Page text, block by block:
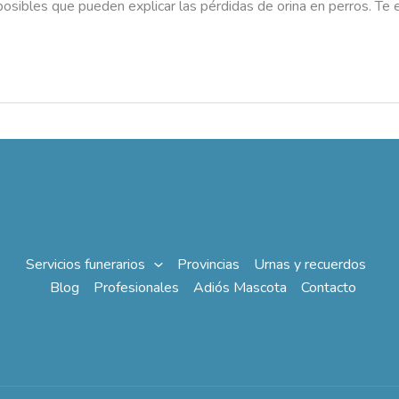
que pueden explicar las pérdidas de orina en perros. Te
Servicios funerarios Provincias
Urnas y recuerdos
Blog
Profesionales Adiós Mascota Contacto